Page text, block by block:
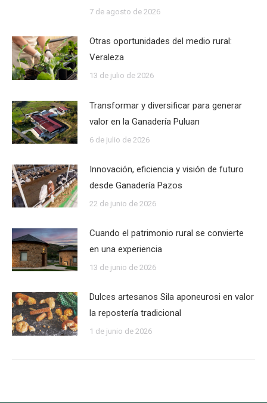
7 de agosto de 2026
Otras oportunidades del medio rural:
Veraleza
13 de julio de 2026
Transformar y diversificar para generar
valor en la Ganadería Puluan
6 de julio de 2026
Innovación, eficiencia y visión de futuro
desde Ganadería Pazos
22 de junio de 2026
Cuando el patrimonio rural se convierte
en una experiencia
13 de junio de 2026
Dulces artesanos Sila aponeurosi en valor
la repostería tradicional
1 de junio de 2026